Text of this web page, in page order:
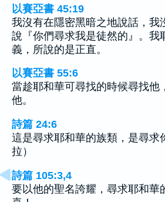
以賽亞書 45:19
我沒有在隱密黑暗之地說話，我
說『你們尋求我是徒然的』。我
義，所說的是正直。
以賽亞書 55:6
當趁耶和華可尋找的時候尋找他
他。
詩篇 24:6
這是尋求耶和華的族類，是尋求
拉）
詩篇 105:3,4
要以他的聖名誇耀，尋求耶和華